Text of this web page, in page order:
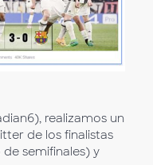
realizamos un
de los finalistas
semifinales) y